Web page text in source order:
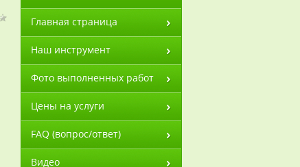
Главная страница
Наш инструмент
Фото выполненных работ
Цены на услуги
FAQ (вопрос/ответ)
Видео